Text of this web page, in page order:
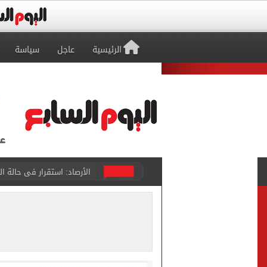
الرئيسية عاجل سياسة
جماهير طرابزون سبور
لغز اختفاء مجتبى خامنئي
رئيس الوزراء: لدينا